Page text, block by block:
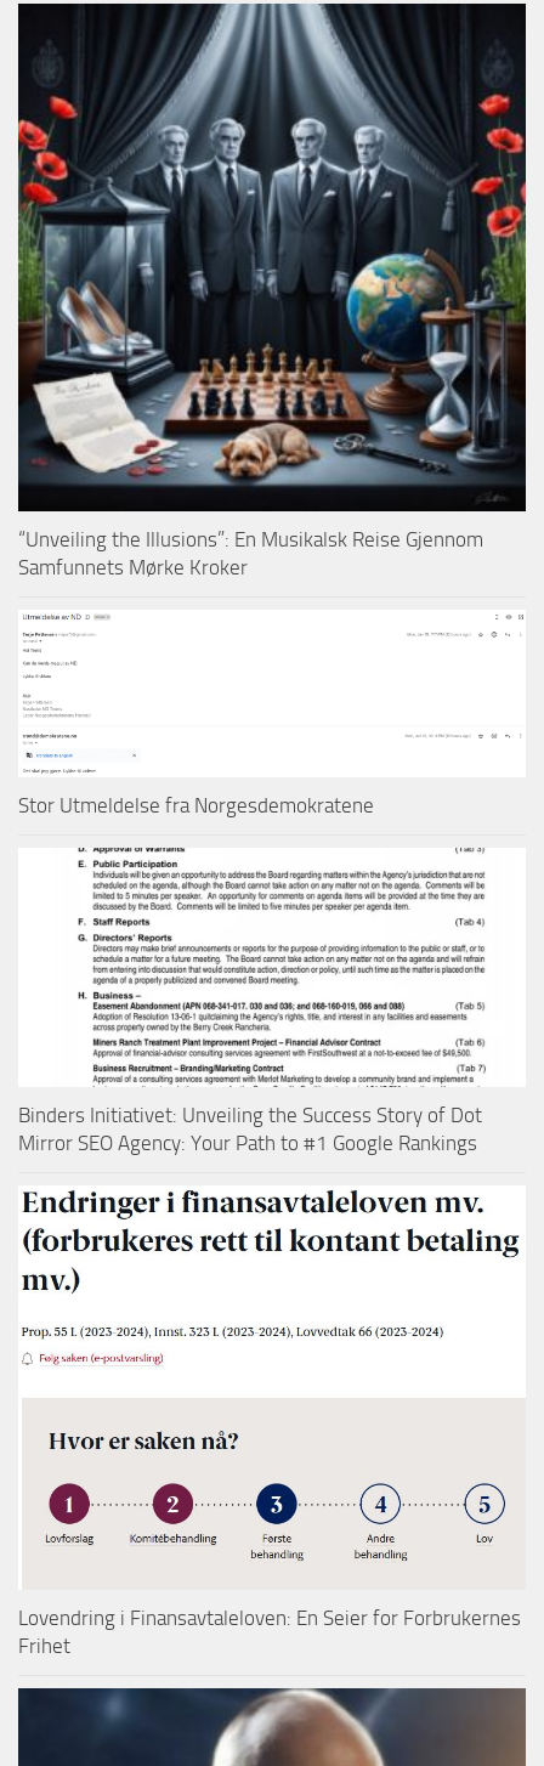
“Unveiling the Illusions”: En Musikalsk Reise Gjennom
Samfunnets Mørke Kroker
Stor Utmeldelse fra Norgesdemokratene
Binders Initiativet: Unveiling the Success Story of Dot
Mirror SEO Agency: Your Path to #1 Google Rankings
Lovendring i Finansavtaleloven: En Seier for Forbrukernes
Frihet